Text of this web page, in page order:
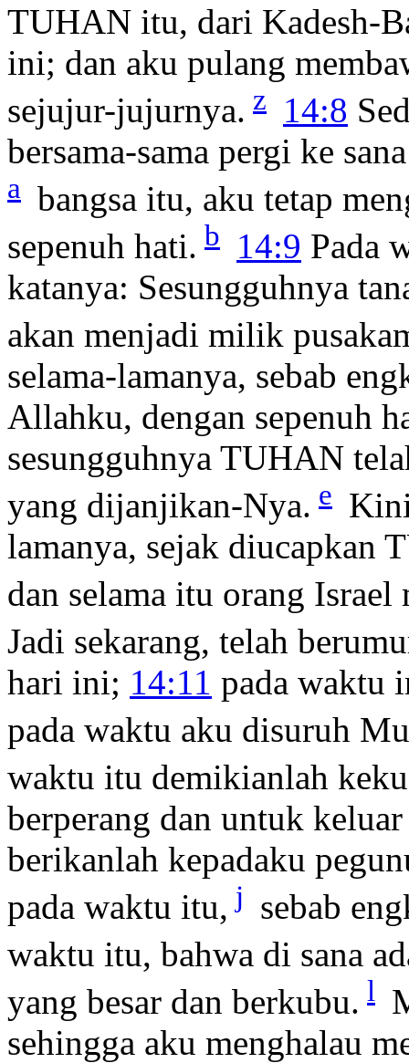
TUHAN itu, dari Kadesh-
ini; dan aku pulang
sejujur-jujurnya. z 14:8
bersama-sama pergi ke
a bangsa itu, aku tetap
sepenuh hati. b 14:9 Pada
katanya: Sesungguhnya
akan menjadi milik
selama-lamanya, sebab
Allahku, dengan sepenuh
sesungguhnya TUHAN
yang dijanjikan-Nya. e
lamanya, sejak diucapkan
dan selama itu orang Israel
Jadi sekarang, telah
hari ini; 14:11 pada waktu
pada waktu aku disuruh
waktu itu demikianlah
berperang dan untuk
berikanlah kepadaku
pada waktu itu, j sebab
waktu itu, bahwa di sana
yang besar dan berkubu. l
sehingga aku menghalau